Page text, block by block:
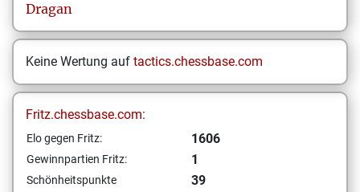
Dragan
Keine Wertung auf tactics.chessbase.com
Fritz.chessbase.com:
Elo gegen Fritz: 1606
Gewinnpartien Fritz: 1
Schönheitspunkte
39